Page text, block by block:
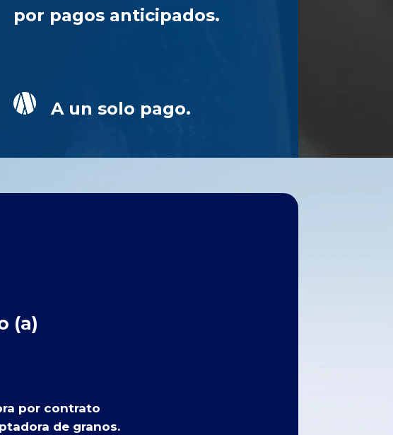
por pagos anticipados.
A un solo pago.
(a)
por contrato
de granos.